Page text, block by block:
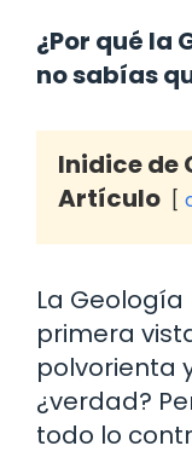
¿Por qué la
no sabías
Inidice de
Artículo
La
primera
polvorienta
¿verdad?
todo lo